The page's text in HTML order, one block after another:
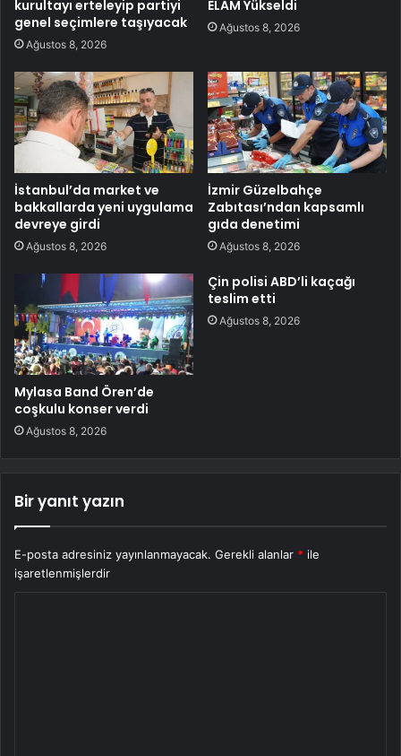
kurultayı erteleyip partiyi
genel seçimlere taşıyacak
Ağustos 8, 2026
ELAM Yükseldi
Ağustos 8, 2026
İstanbul’da market ve
bakkallarda yeni uygulama
devreye girdi
Ağustos 8, 2026
İzmir Güzelbahçe
Zabıtası’ndan kapsamlı
gıda denetimi
Ağustos 8, 2026
Mylasa Band Ören’de
coşkulu konser verdi
Ağustos 8, 2026
Çin polisi ABD’li kaçağı
teslim etti
Ağustos 8, 2026
Bir yanıt yazın
E-posta adresiniz yayınlanmayacak. Gerekli alanlar * ile
işaretlenmişlerdir